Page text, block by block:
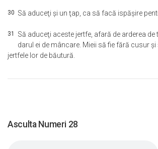
30 Să aduceţi şi un ţap, ca să facă ispăşire
31 Să aduceţi aceste jertfe, afară de arderea
darul ei de mâncare. Mieii să fie fără cusur
jertfele lor de băutură.
Asculta Numeri 28